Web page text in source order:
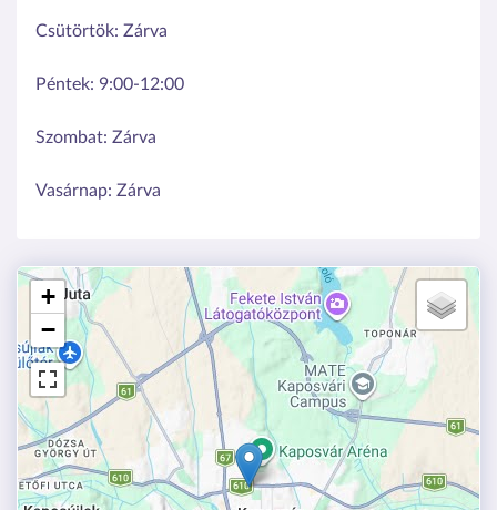
Csütörtök: Zárva
Péntek: 9:00-12:00
Szombat: Zárva
Vasárnap: Zárva
+
−